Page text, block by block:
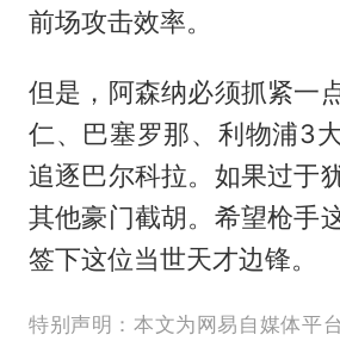
前场攻击效率。
但是，阿森纳必须抓紧一
仁、巴塞罗那、利物浦3
追逐巴尔科拉。如果过于
其他豪门截胡。希望枪手
签下这位当世天才边锋。
特别声明：本文为网易自媒体平